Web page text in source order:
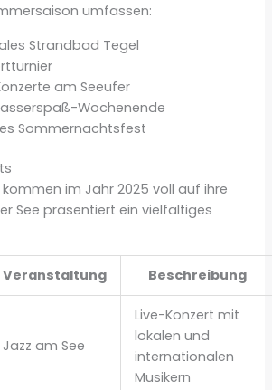
umfassen:
Strandbad Tegel
am Seeufer
Wochenende
Sommernachtsfest
im Jahr 2025 voll auf ihre
See präsentiert ein vielfältiges
Veranstaltung Beschreibung
Jazz am See
Live-Konzert mit
lokalen und
internationalen
Musikern